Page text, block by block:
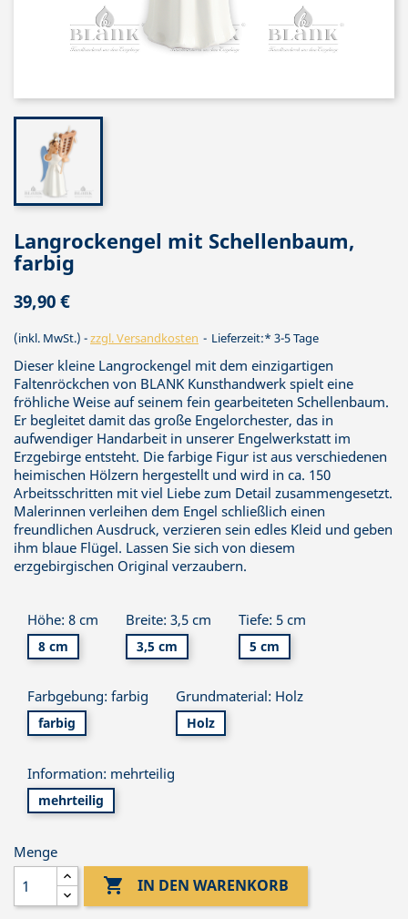
Langrockengel mit Schellenbaum,
farbig
39,90 €
(inkl. MwSt.) zzgl. Versandkosten Lieferzeit:* 3-5 Tage
Dieser kleine Langrockengel mit dem einzigartigen
Faltenröckchen von BLANK Kunsthandwerk spielt eine
fröhliche Weise auf seinem fein gearbeiteten Schellenbaum.
Er begleitet damit das große Engelorchester, das in
aufwendiger Handarbeit in unserer Engelwerkstatt im
Erzgebirge entsteht. Die farbige Figur ist aus verschiedenen
heimischen Hölzern hergestellt und wird in ca. 150
Arbeitsschritten mit viel Liebe zum Detail zusammengesetzt.
Malerinnen verleihen dem Engel schließlich einen
freundlichen Ausdruck, verzieren sein edles Kleid und geben
ihm blaue Flügel. Lassen Sie sich von diesem
erzgebirgischen Original verzaubern.
Höhe: 8 cm
8 cm
Breite: 3,5 cm
3,5 cm
Tiefe: 5 cm
5 cm
Farbgebung: farbig
farbig
Grundmaterial: Holz
Holz
Information: mehrteilig
mehrteilig
Menge
 IN DEN WARENKORB